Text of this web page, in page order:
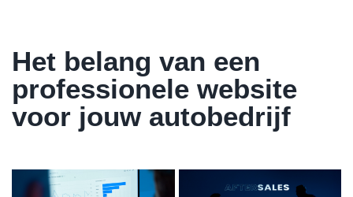
Het belang van een
professionele website
voor jouw autobedrijf